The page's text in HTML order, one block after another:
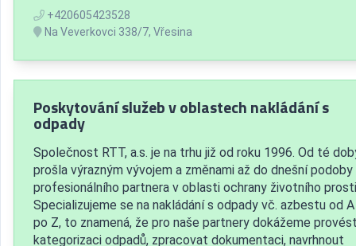
+420605423528
Na Veverkovci 338/7, Vřesina
Poskytování služeb v oblastech nakládání s
odpady
Společnost RTT, a.s. je na trhu již od roku 1996. Od té
prošla výrazným vývojem a změnami až do dnešní podoby
profesionálního partnera v oblasti ochrany životního
Specializujeme se na nakládání s odpady vč. azbestu od
po Z, to znamená, že pro naše partnery dokážeme
kategorizaci odpadů, zpracovat dokumentaci, navrhnout